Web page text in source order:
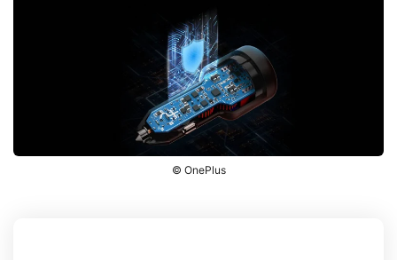
© OnePlus